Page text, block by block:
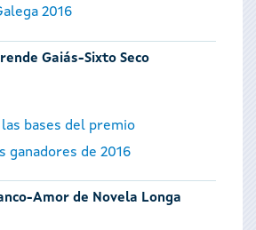
2016
Gaiás-Sixto Seco
bases del premio
ganadores de 2016
Amor de Novela Longa